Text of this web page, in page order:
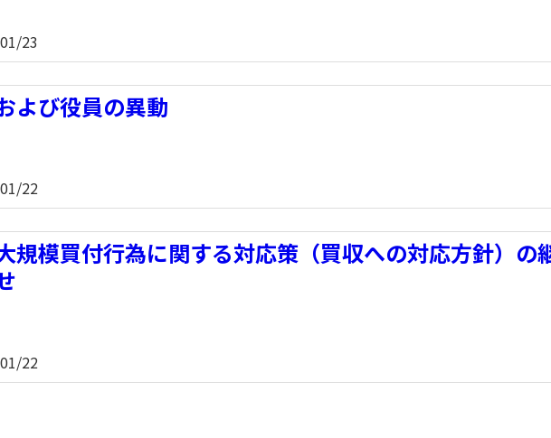
23
よび役員の異動
22
規模買付行為に関する対応策（買収への対応方針）の
22